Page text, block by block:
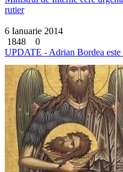
rutier
6 Ianuarie 2014
1848
0
UPDATE - Adrian Bordea